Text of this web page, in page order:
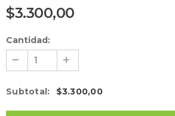
$3.300,00
Cantidad:
Subtotal: $3.300,00